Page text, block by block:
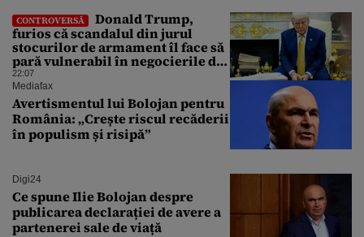
CONTROVERSĂ
Donald Trump,
furios că scandalul din jurul
stocurilor de armament îl face să
pară vulnerabil în negocierile de
pace cu Iranul
22:07
Mediafax
Avertismentul lui Bolojan pentru
România: „Crește riscul recăderii
în populism și risipă”
Digi24
Ce spune Ilie Bolojan despre
publicarea declarației de avere a
partenerei sale de viață